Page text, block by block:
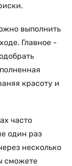
выполнить
Главное -
красоту и
часто
один раз
несколько
сможете